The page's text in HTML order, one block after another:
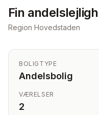
Fin
Region Hovedstaden
BOLIGTYPE
Andelsbolig
VÆRELSER
2